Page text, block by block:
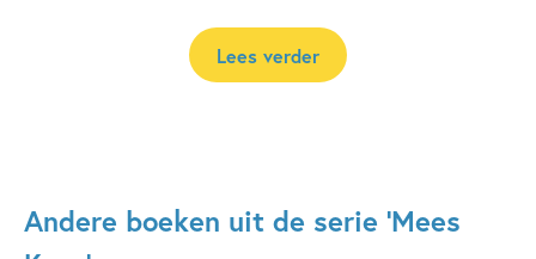
Lees verder
Andere boeken uit de serie 'Mees